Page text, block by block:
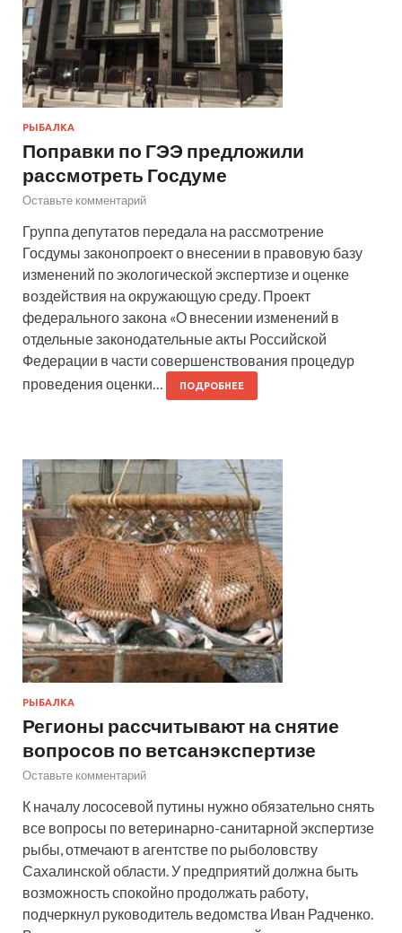
РЫБАЛКА
Поправки по ГЭЭ предложили
рассмотреть Госдуме
Оставьте комментарий
Группа депутатов передала на рассмотрение
Госдумы законопроект о внесении в правовую базу
изменений по экологической экспертизе и оценке
воздействия на окружающую среду. Проект
федерального закона «О внесении изменений в
отдельные законодательные акты Российской
Федерации в части совершенствования процедур
проведения оценки…
ПОДРОБНЕЕ
РЫБАЛКА
Регионы рассчитывают на снятие
вопросов по ветсанэкспертизе
Оставьте комментарий
К началу лососевой путины нужно обязательно снять
все вопросы по ветеринарно-санитарной экспертизе
рыбы, отмечают в агентстве по рыболовству
Сахалинской области. У предприятий должна быть
возможность спокойно продолжать работу,
подчеркнул руководитель ведомства Иван Радченко.